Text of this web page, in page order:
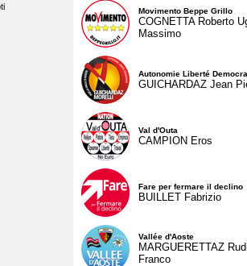
Movimento Beppe Grillo
COGNETTA Roberto
Massimo
Autonomie Liberté
GUICHARDAZ Jean
Val d'Outa
CAMPION Eros
Fare per fermare il declino
BUILLET Fabrizio
Vallée d'Aoste
MARGUERETTAZ
Franco